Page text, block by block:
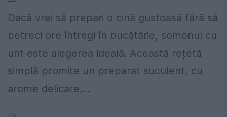
Dacă vrei să prepari o cină gustoasă fără să
petreci ore întregi în bucătărie, somonul cu
unt este alegerea ideală. Această rețetă
simplă promite un preparat suculent, cu
arome delicate,...